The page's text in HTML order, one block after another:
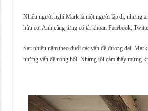
Nhiều người nghĩ Mark là một người lập dị, nhưng
hữu cơ. Anh cũng từng có tài khoản Facebook,
Sau nhiều năm theo đuổi các vấn đề đương đại,
những vấn đề nóng hổi. Nhưng tôi cảm thấy mừng